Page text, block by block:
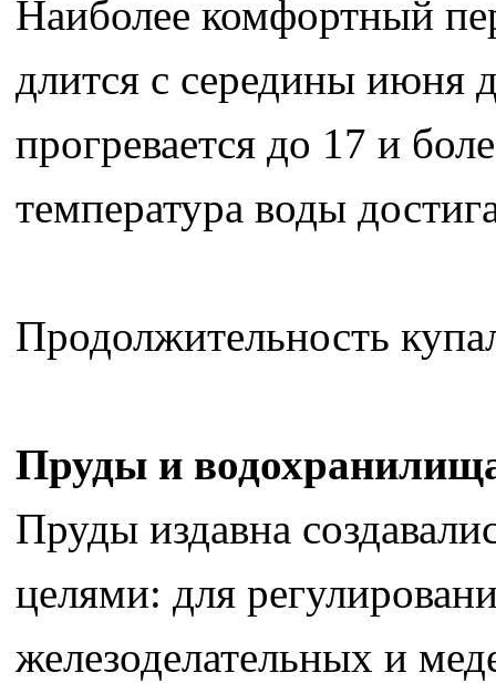
Наиболее комфортный
длится с середины июня
прогревается до 17 и
температура воды
Продолжительность
Пруды и
Пруды издавна
целями: для
железоделательных и